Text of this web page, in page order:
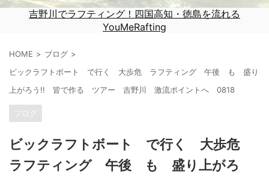
吉野川でラフティング！四国高知・徳島を流れる
YouMeRafting
HOME
ブログ
ビックラフトボート で行く 大歩危 ラフティング 午後 も 盛り
上がろう!! 皆で作る ツアー 吉野川 激流ポイントへ 0818
ブログ
ビックラフトボート で行く 大歩危
ラフティング 午後 も 盛り上がろ